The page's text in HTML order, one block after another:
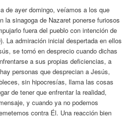
de ayer domingo, veíamos a los que
la sinagoga de Nazaret ponerse furiosos
fuera del pueblo con intención de
La admiración inicial despertada en ellos
se tornó en desprecio cuando dichas
a sus propias deficiencias, a
personas que desprecian a Jesús,
sin hipocresías, llama las cosas
de tener que enfrentar la realidad,
y cuando ya no podemos
contra Él. Una reacción bien